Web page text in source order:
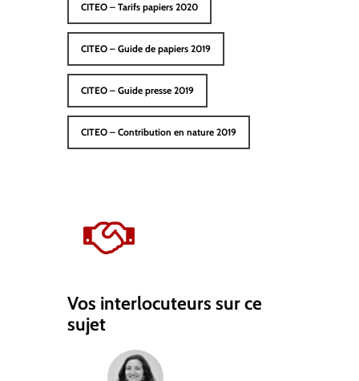
CITEO – Tarifs papiers 2020
CITEO – Guide de papiers 2019
CITEO – Guide presse 2019
CITEO – Contribution en nature 2019
Vos interlocuteurs sur ce
sujet